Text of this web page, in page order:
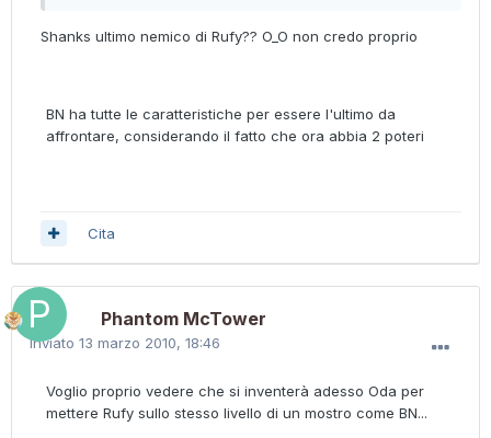
Shanks ultimo nemico di Rufy?? O_O non credo proprio
BN ha tutte le caratteristiche per essere l'ultimo da
affrontare, considerando il fatto che ora abbia 2 poteri
Cita
Phantom McTower
Inviato 13 marzo 2010, 18:46
Voglio proprio vedere che si inventerà adesso Oda per
mettere Rufy sullo stesso livello di un mostro come BN...